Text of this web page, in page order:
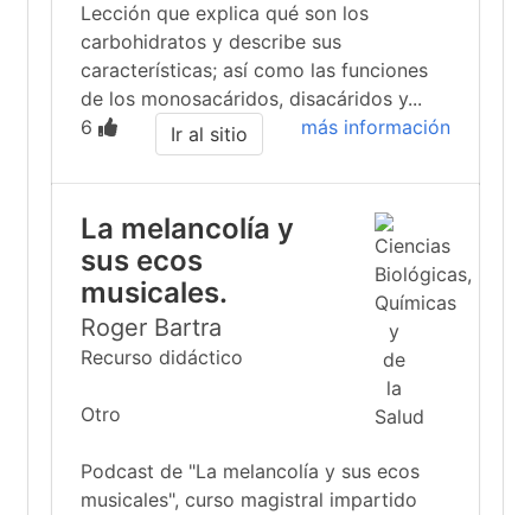
Lección que explica qué son los
carbohidratos y describe sus
características; así como las funciones
de los monosacáridos, disacáridos y...
6
más información
Ir al sitio
La melancolía y
sus ecos
musicales.
Roger Bartra
Recurso didáctico
Otro
Podcast de "La melancolía y sus ecos
musicales", curso magistral impartido